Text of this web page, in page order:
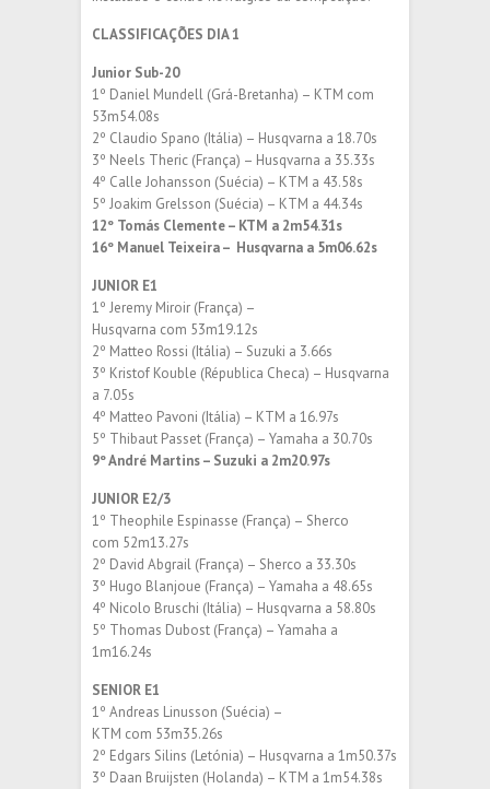
CLASSIFICAÇÕES DIA 1
Junior Sub-20
1º Daniel Mundell (Grá-Bretanha) – KTM com
53m54.08s
2º Claudio Spano (Itália) – Husqvarna a 18.70s
3º Neels Theric (França) – Husqvarna a 35.33s
4º Calle Johansson (Suécia) – KTM a 43.58s
5º Joakim Grelsson (Suécia) – KTM a 44.34s
12º Tomás Clemente – KTM a 2m54.31s
16º Manuel Teixeira – Husqvarna a 5m06.62s
JUNIOR E1
1º Jeremy Miroir (França) –
Husqvarna com 53m19.12s
2º Matteo Rossi (Itália) – Suzuki a 3.66s
3º Kristof Kouble (Républica Checa) – Husqvarna
a 7.05s
4º Matteo Pavoni (Itália) – KTM a 16.97s
5º Thibaut Passet (França) – Yamaha a 30.70s
9º André Martins – Suzuki a 2m20.97s
JUNIOR E2/3
1º Theophile Espinasse (França) – Sherco
com 52m13.27s
2º David Abgrail (França) – Sherco a 33.30s
3º Hugo Blanjoue (França) – Yamaha a 48.65s
4º Nicolo Bruschi (Itália) – Husqvarna a 58.80s
5º Thomas Dubost (França) – Yamaha a
1m16.24s
SENIOR E1
1º Andreas Linusson (Suécia) –
KTM com 53m35.26s
2º Edgars Silins (Letónia) – Husqvarna a 1m50.37s
3º Daan Bruijsten (Holanda) – KTM a 1m54.38s